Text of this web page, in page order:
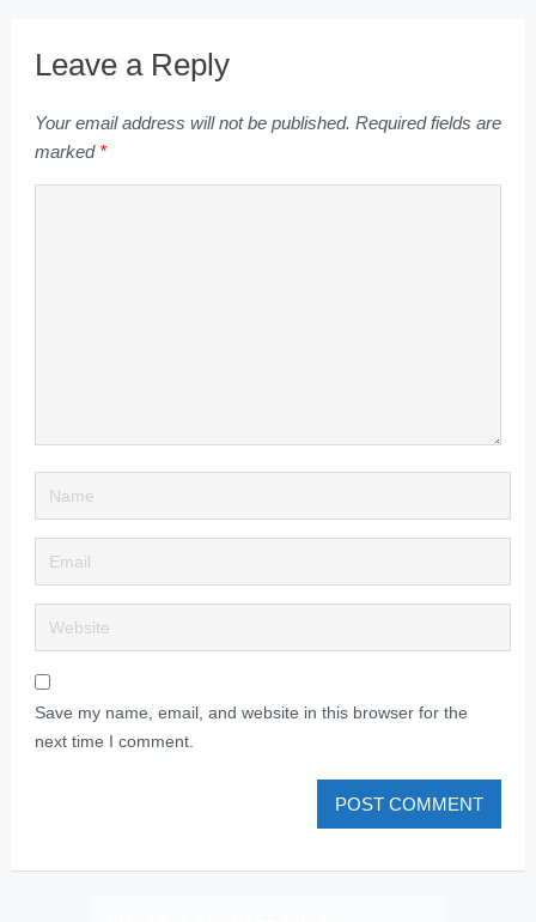
Leave a Reply
Your email address will not be published. Required fields are
marked *
Save my name, email, and website in this browser for the
next time I comment.